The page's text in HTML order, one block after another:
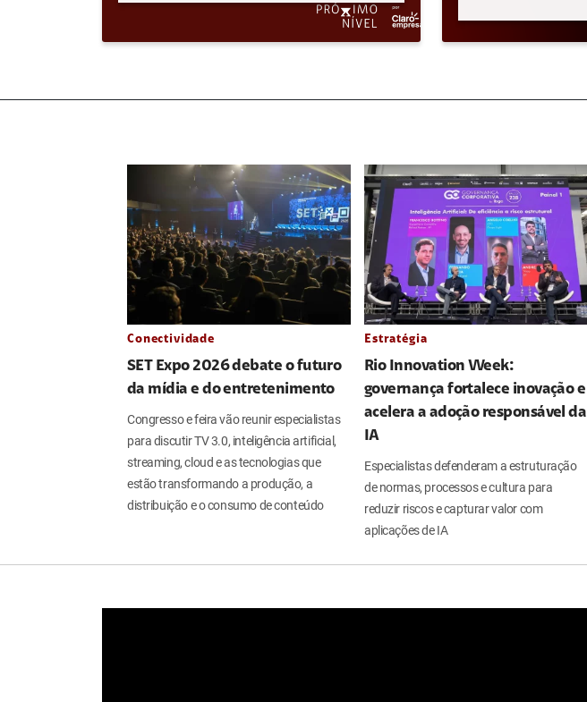
Conectividade
SET Expo 2026 debate o futuro
da mídia e do entretenimento
Congresso e feira vão reunir especialistas
para discutir TV 3.0, inteligência artificial,
streaming, cloud e as tecnologias que
estão transformando a produção, a
distribuição e o consumo de conteúdo
Estratégia
Rio Innovation Week:
governança fortalece inovação e
acelera a adoção responsável da
IA
Especialistas defenderam a estruturação
de normas, processos e cultura para
reduzir riscos e capturar valor com
aplicações de IA